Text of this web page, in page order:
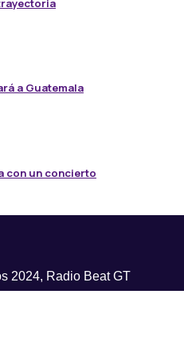
a Guatemala
con un concierto
2024, Radio Beat GT